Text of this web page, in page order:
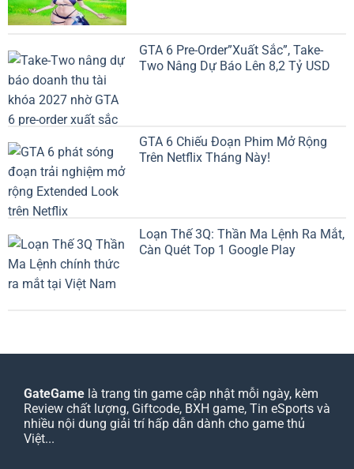
GTA 6 Pre-Order”Xuất Sắc”, Take-
Two Nâng Dự Báo Lên 8,2 Tỷ USD
GTA 6 Chiếu Đoạn Phim Mở Rộng
Trên Netflix Tháng Này!
Loạn Thế 3Q: Thần Ma Lệnh Ra Mắt,
Càn Quét Top 1 Google Play
GateGame là trang tin game cập nhật mỗi ngày, kèm
Review chất lượng, Giftcode, BXH game, Tin eSports và
nhiều nội dung giải trí hấp dẫn dành cho game thủ
Việt...